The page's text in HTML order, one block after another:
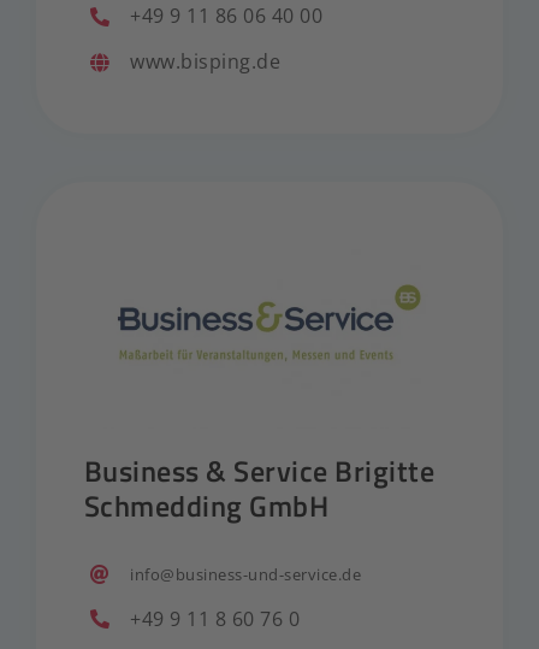
+49 9 11 86 06 40 00
www.bisping.de
Business & Service Brigitte
Schmedding GmbH
info@business-und-service.de
+49 9 11 8 60 76 0